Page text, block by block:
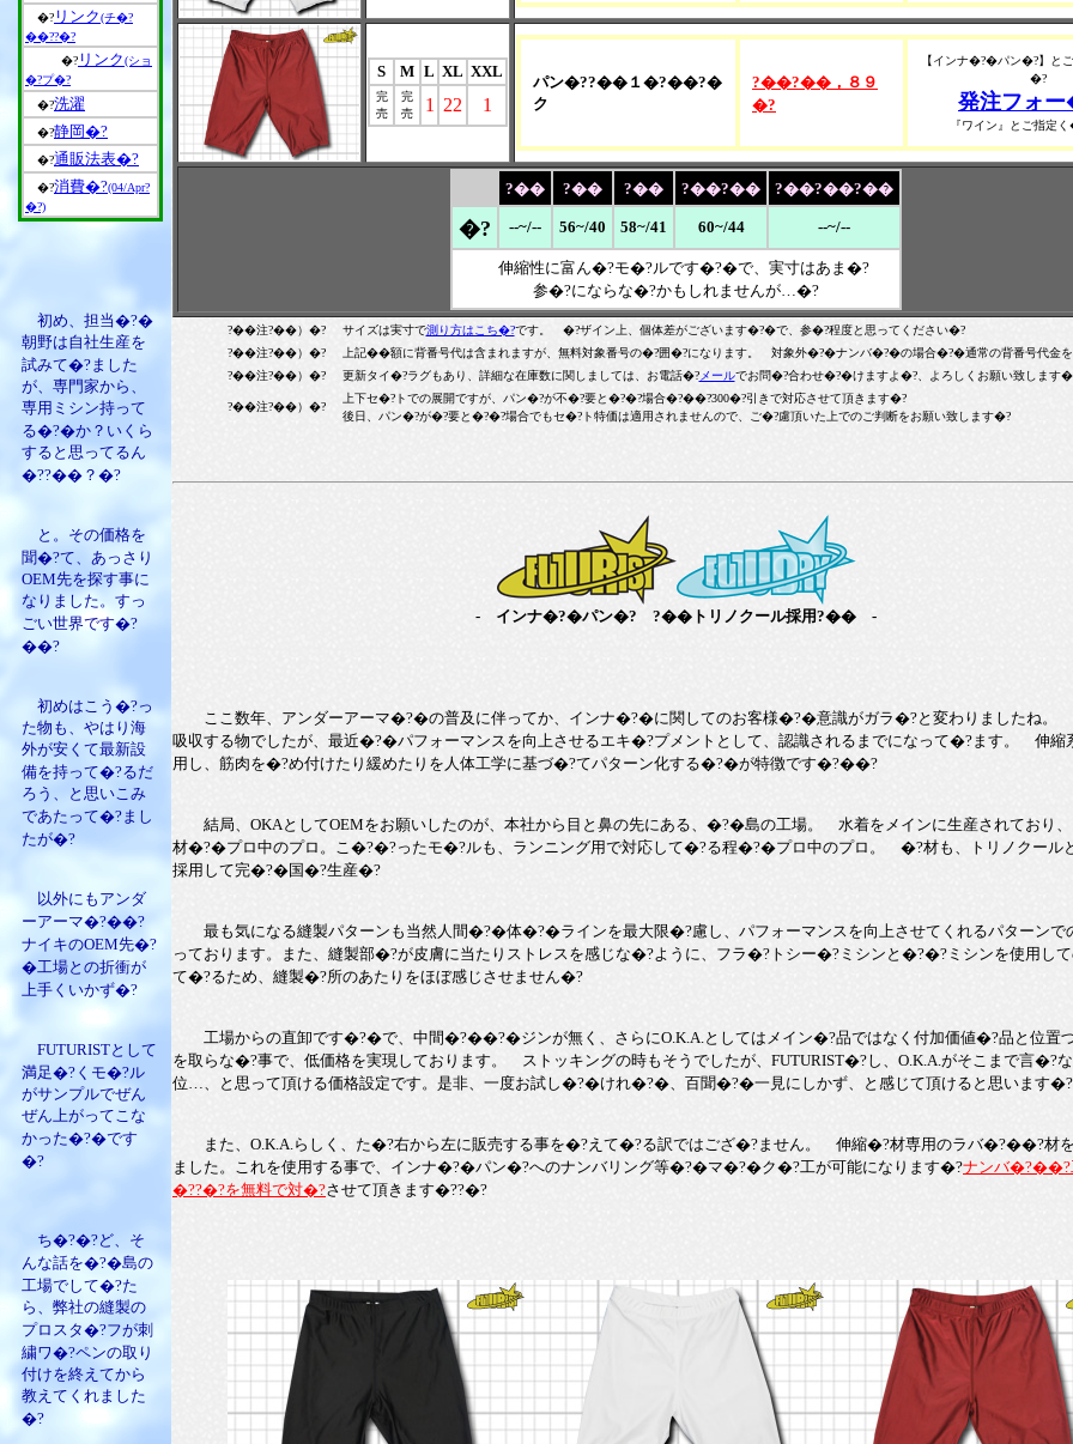
�? リンク(チ�?
��??�?
�? リンク(ショ
�?プ�?
�?洗濯
�?静岡�?
�?通販法表�?
�?消費�?(04/Apr?
�?)
初め、担当�?�
朝野は自社生産を
試みて�?ました
が、専門家から、
専用ミシン持って
る�?�か？いくら
すると思ってるん
�??��？�?
と。その価格を
聞�?て、あっさり
OEM先を探す事に
なりました。すっ
ごい世界です�?
��?
初めはこう�?っ
た物も、やはり海
外が安くて最新設
備を持って�?るだ
ろう、と思いこみ
であたって�?まし
たが�?
以外にもアンダ
ーアーマ�?��?
ナイキのOEM先�?
�工場との折衝が
上手くいかず�?
FUTURISTとして
満足�?くモ�?ル
がサンプルでぜん
ぜん上がってこな
かった�?�です
�?
ち�?�?ど、そ
んな話を�?�島の
工場でして�?た
ら、弊社の縫製の
プロスタ�?フが刺
繍ワ�?ペンの取り
付けを終えてから
教えてくれました
�?
S M L XL XXL
完
売
完
売
1 22 1
パン�??��１�?��?�
ク
?��?��，８９
�?
【インナ�?�パン�?】と
�?
発注フォ
『ワイン』とご指定
?�� ?�� ?�� ?��?�� ?��?��?��
�? --~/-- 56~/40 58~/41 60~/44 --~/--
伸縮性に富ん�?モ�?ルです�?�で、実寸はあま�?
参�?にならな�?かもしれませんが…�?
?��注?��）�? サイズは実寸で測り方はこち�?です。 �?ザイン上、個体差がございます�?�で、参�?程度と思ってください�?
?��注?��）�?
上記��額に背番号代は含まれますが、無料対象番号の�?囲�?になります。 対象外�?�ナンバ�?�の場合�?�通常の背番号代金
?��注?��）�?
更新タイ�?ラグもあり、詳細な在庫数に関しましては、お電話�?メールでお問�?合わせ�?�けますよ�?、よろしくお願い致します
?��注?��）�?
上下セ�?トでの展開ですが、パン�?が不�?要と�?�?場合�?��?300�?引きで対応させて頂きます�?
後日、パン�?が�?要と�?�?場合でもセ�?ト特価は適用されませんので、ご�?慮頂いた上でのご判断をお願い致します�?
- インナ�?�パン�? ?��トリノクール採用?�� -
ここ数年、アンダーアーマ�?�の普及に伴ってか、インナ�?�に関してのお客様�?�意識がガラ�?と変わりましたね
吸収する物でしたが、最近�?�パフォーマンスを向上させるエキ�?プメントとして、認識されるまでになって�?ます。 伸縮
用し、筋肉を�?め付けたり緩めたりを人体工学に基づ�?てパターン化する�?�が特徴です�?��?
結局、OKAとしてOEMをお願いしたのが、本社から目と鼻の先にある、�?�島の工場。 水着をメインに生産されており
材�?�プロ中のプロ。こ�?�?ったモ�?ルも、ランニング用で対応して�?る程�?�プロ中のプロ。 �?材も、トリノクー
採用して完�?�国�?生産�?
最も気になる縫製パターンも当然人間�?�体�?�ラインを最大限�?慮し、パフォーマンスを向上させてくれるパターンで
っております。また、縫製部�?が皮膚に当たりストレスを感じな�?ように、フラ�?トシー�?ミシンと�?�?ミシンを使用し
て�?るため、縫製�?所のあたりをほぼ感じさせません�?
工場からの直卸です�?�で、中間�?��?�ジンが無く、さらにO.K.A.としてはメイン�?品ではなく付加価値�?品と位置
を取らな�?事で、低価格を実現しております。 ストッキングの時もそうでしたが、FUTURIST�?し、O.K.A.がそこまで言
位…、と思って頂ける価格設定です。是非、一度お試し�?�けれ�?�、百聞�?�一見にしかず、と感じて頂けると思います�?
また、O.K.A.らしく、た�?右から左に販売する事を�?えて�?る訳ではござ�?ません。 伸縮�?材専用のラバ�?��?材
ました。これを使用する事で、インナ�?�パン�?へのナンバリング等�?�マ�?�ク�?工が可能になります�?ナンバ
�??�?を無料で対�?させて頂きます�??�?